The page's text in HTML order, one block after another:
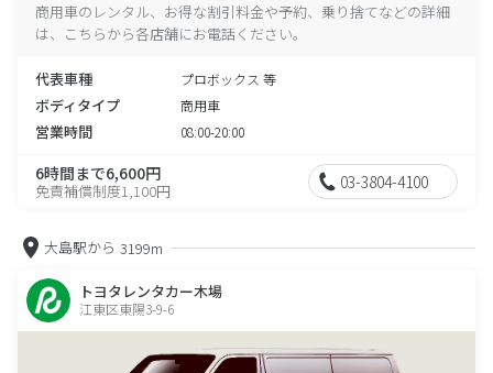
商用車のレンタル、お得な割引料金や予約、乗り捨てなどの詳細
は、こちらから各店舗にお電話ください。
代表車種 プロボックス 等
ボディタイプ 商用車
営業時間 08:00-20:00
6時間まで6,600円
免責補償制度1,100円 03-3804-4100
大島駅から 3199m
トヨタレンタカー木場
江東区東陽3-9-6